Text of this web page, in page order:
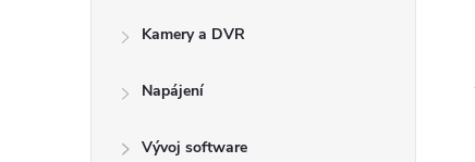
Kamery a DVR
Napájení
Vývoj software